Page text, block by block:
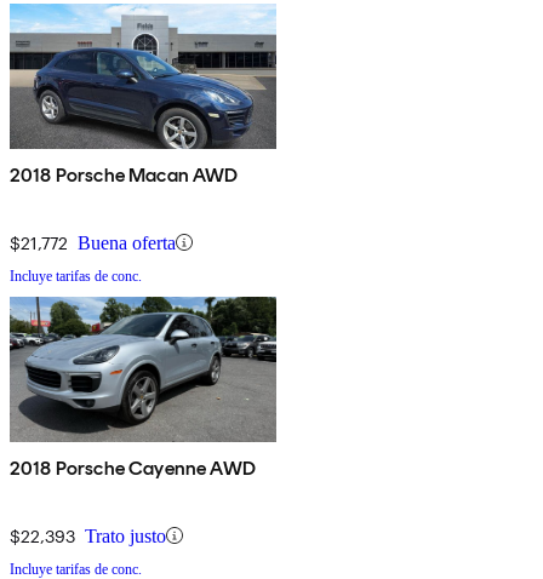
2018 Porsche Macan AWD
$21,772 Buena oferta
Incluye tarifas de conc.
2018 Porsche Cayenne AWD
$22,393 Trato justo
Incluye tarifas de conc.